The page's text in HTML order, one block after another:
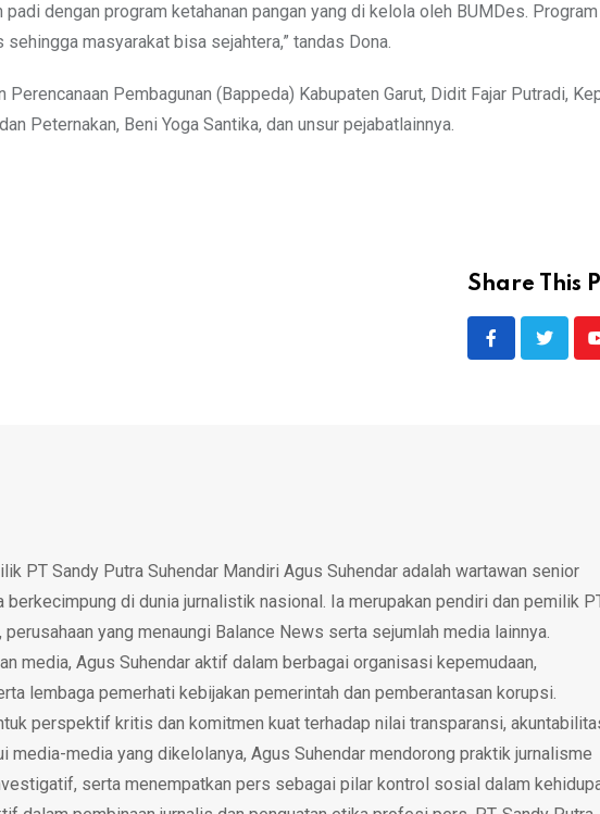
dengan program ketahanan pangan yang di kelola oleh BUMDes.
masyarakat bisa sejahtera,” tandas Dona.
Perencanaan Pembagunan (Bappeda) Kabupaten Garut, Didit Fajar Putradi,
Peternakan, Beni Yoga Santika, dan unsur pejabatlainnya.
Share This
PT Sandy Putra Suhendar Mandiri Agus Suhendar adalah wartawan senior
berkecimpung di dunia jurnalistik nasional. Ia merupakan pendiri dan pemilik
yang menaungi Balance News serta sejumlah media lainnya.
media, Agus Suhendar aktif dalam berbagai organisasi kepemudaan,
lembaga pemerhati kebijakan pemerintah dan pemberantasan korupsi.
perspektif kritis dan komitmen kuat terhadap nilai transparansi,
media-media yang dikelolanya, Agus Suhendar mendorong praktik jurnalisme
serta menempatkan pers sebagai pilar kontrol sosial dalam